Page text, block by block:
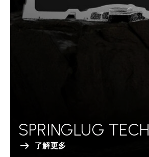
SPRINGLUG TECH
了解更多